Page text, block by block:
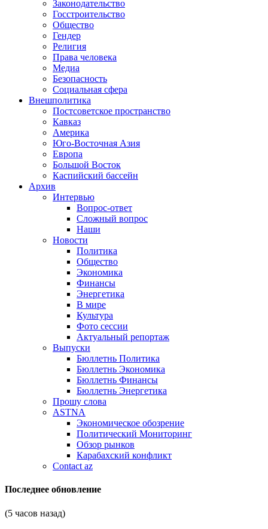
Законодательство
Госстроительство
Общество
Гендер
Религия
Права человека
Медиа
Безопасность
Социальная сфера
Внешполитика
Постсоветское пространство
Кавказ
Америка
Юго-Восточная Азия
Европа
Большой Восток
Каспийский бассейн
Архив
Интервью
Вопрос-ответ
Сложный вопрос
Наши
Новости
Политика
Общество
Экономика
Финансы
Энергетика
В мире
Культура
Фото сессии
Актуальный репортаж
Выпуски
Бюллетнь Политика
Бюллетнь Экономика
Бюллетнь Финансы
Бюллетнь Энергетика
Прошу слова
ASTNA
Экономическое обозрение
Политический Мониторинг
Обзор рынков
Карабахский конфликт
Contact az
Последнее обновление
(5 часов назад)